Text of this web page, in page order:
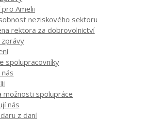
pro Amelii
neziskového sektoru
rektora za dobrovolnictví
spolupracovníky
možnosti spolupráce
nás
z daní